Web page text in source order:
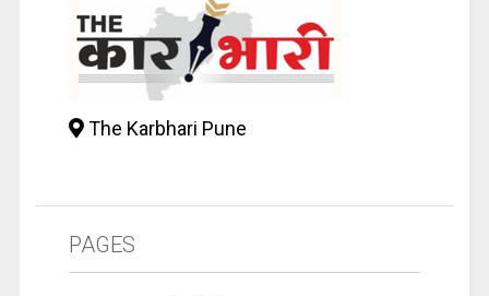
The Karbhari Pune
PAGES